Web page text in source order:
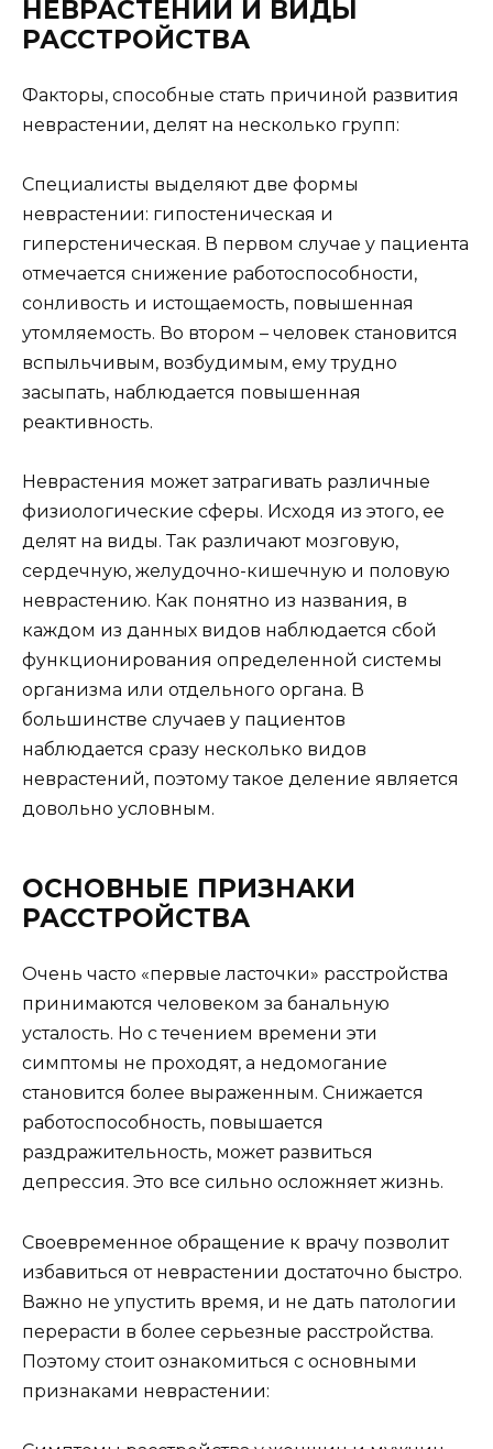
НЕВРАСТЕНИИ И ВИДЫ
РАССТРОЙСТВА
Факторы, способные стать причиной развития
неврастении, делят на несколько групп:
Специалисты выделяют две формы
неврастении: гипостеническая и
гиперстеническая. В первом случае у пациента
отмечается снижение работоспособности,
сонливость и истощаемость, повышенная
утомляемость. Во втором – человек становится
вспыльчивым, возбудимым, ему трудно
засыпать, наблюдается повышенная
реактивность.
Неврастения может затрагивать различные
физиологические сферы. Исходя из этого, ее
делят на виды. Так различают мозговую,
сердечную, желудочно-кишечную и половую
неврастению. Как понятно из названия, в
каждом из данных видов наблюдается сбой
функционирования определенной системы
организма или отдельного органа. В
большинстве случаев у пациентов
наблюдается сразу несколько видов
неврастений, поэтому такое деление является
довольно условным.
ОСНОВНЫЕ ПРИЗНАКИ
РАССТРОЙСТВА
Очень часто «первые ласточки» расстройства
принимаются человеком за банальную
усталость. Но с течением времени эти
симптомы не проходят, а недомогание
становится более выраженным. Снижается
работоспособность, повышается
раздражительность, может развиться
депрессия. Это все сильно осложняет жизнь.
Своевременное обращение к врачу позволит
избавиться от неврастении достаточно быстро.
Важно не упустить время, и не дать патологии
перерасти в более серьезные расстройства.
Поэтому стоит ознакомиться с основными
признаками неврастении: